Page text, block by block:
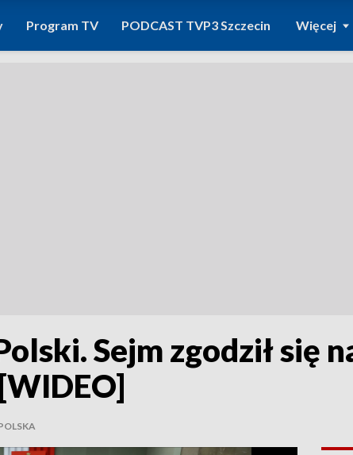
Program TV PODCAST TVP3 Szczecin Więcej
Sejm zgodził się